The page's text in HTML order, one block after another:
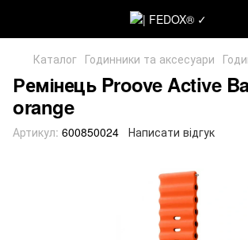
Каталог Годинники та аксесуари
Ремінець Proove Active
orange
Артикул: 600850024 Написати відгук